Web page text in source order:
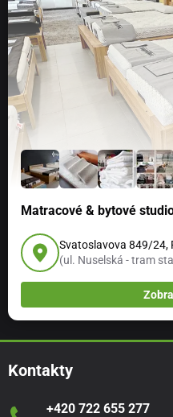
Matracové & bytové
Svatoslavova 849/24,
(ul. Nuselská - tram
Kontakty
+420 722 655 277